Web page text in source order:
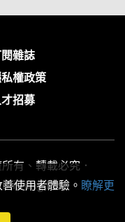
雜誌
權政策
招募
有、轉載必究．
Ltd.
使用者體驗。 瞭解更